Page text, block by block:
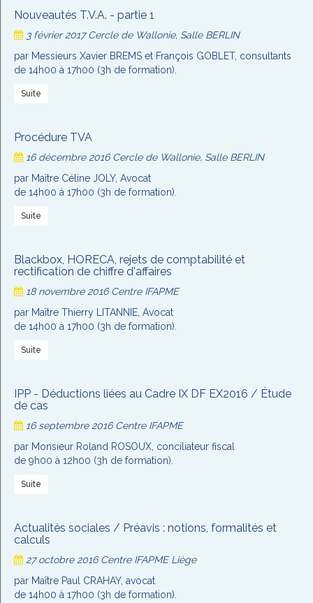
Nouveautés T.V.A. - partie 1
3 février 2017 Cercle de Wallonie, Salle BERLIN
par Messieurs Xavier BREMS et François GOBLET, consultants
de 14h00 à 17h00 (3h de formation).
Suite
Procédure TVA
16 décembre 2016 Cercle de Wallonie, Salle BERLIN
par Maître Céline JOLY, Avocat
de 14h00 à 17h00 (3h de formation).
Suite
Blackbox, HORECA, rejets de comptabilité et
rectification de chiffre d'affaires
18 novembre 2016 Centre IFAPME
par Maître Thierry LITANNIE, Avocat
de 14h00 à 17h00 (3h de formation).
Suite
IPP - Déductions liées au Cadre IX DF EX2016 / Étude
de cas
16 septembre 2016 Centre IFAPME
par Monsieur Roland ROSOUX, conciliateur fiscal
de 9h00 à 12h00 (3h de formation).
Suite
Actualités sociales / Préavis : notions, formalités et
calculs
27 octobre 2016 Centre IFAPME Liège
par Maître Paul CRAHAY, avocat
de 14h00 à 17h00 (3h de formation).